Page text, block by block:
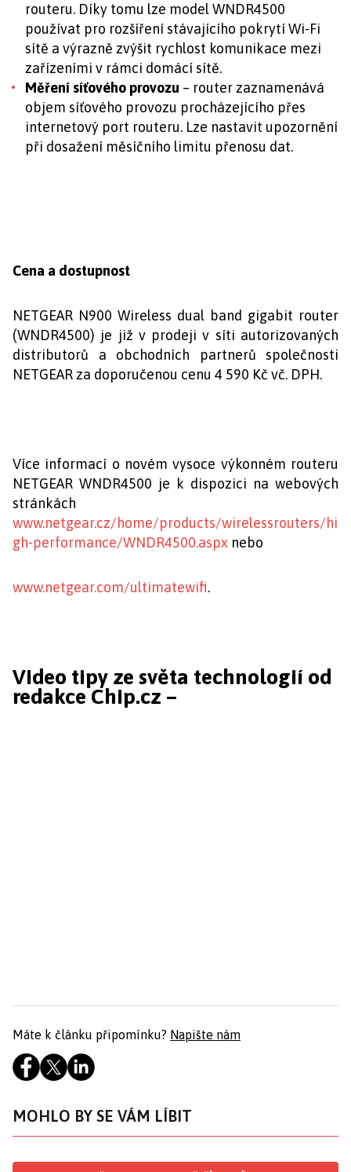
routeru. Díky tomu lze model WNDR4500
používat pro rozšíření stávajícího pokrytí Wi-Fi
sítě a výrazně zvýšit rychlost komunikace mezi
zařízeními v rámci domácí sítě.
Měření síťového provozu – router zaznamenává
objem síťového provozu procházejícího přes
internetový port routeru. Lze nastavit upozornění
při dosažení měsíčního limitu přenosu dat.
Cena a dostupnost
NETGEAR N900 Wireless dual band gigabit router
(WNDR4500) je již v prodeji v síti autorizovaných
distributorů a obchodních partnerů společnosti
NETGEAR za doporučenou cenu 4 590 Kč vč. DPH.
Více informací o novém vysoce výkonném routeru
NETGEAR WNDR4500 je k dispozici na webových
stránkách
www.netgear.cz/home/products/wirelessrouters/hi
gh-performance/WNDR4500.aspx nebo
www.netgear.com/ultimatewifi.
Video tipy ze světa technologií od
redakce Chip.cz –
Máte k článku připomínku? Napište nám
MOHLO BY SE VÁM LÍBIT